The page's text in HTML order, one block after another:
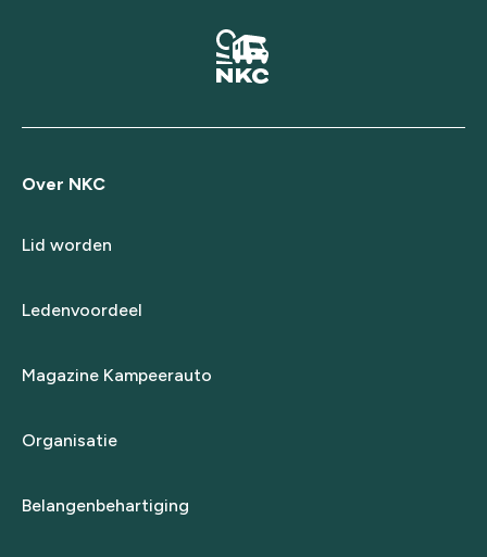
Over NKC
Lid worden
Ledenvoordeel
Magazine Kampeerauto
Organisatie
Belangenbehartiging